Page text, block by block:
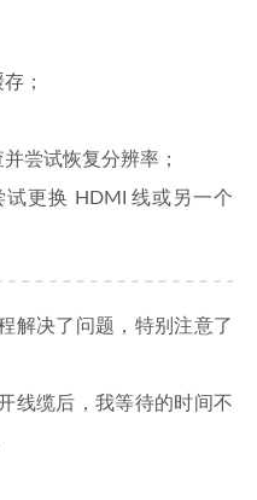
；
尝试恢复分辨率；
试更换 HDMI 线或另一个
解决了问题，特别注意了
线缆后，我等待的时间不